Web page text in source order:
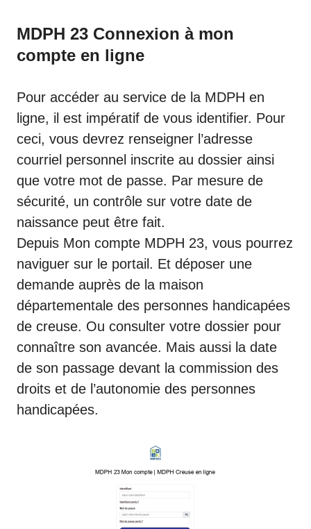
MDPH 23 Connexion à mon
compte en ligne
Pour accéder au service de la MDPH en
ligne, il est impératif de vous identifier. Pour
ceci, vous devrez renseigner l’adresse
courriel personnel inscrite au dossier ainsi
que votre mot de passe. Par mesure de
sécurité, un contrôle sur votre date de
naissance peut être fait.
Depuis Mon compte MDPH 23, vous pourrez
naviguer sur le portail. Et déposer une
demande auprès de la maison
départementale des personnes handicapées
de creuse. Ou consulter votre dossier pour
connaître son avancée. Mais aussi la date
de son passage devant la commission des
droits et de l’autonomie des personnes
handicapées.